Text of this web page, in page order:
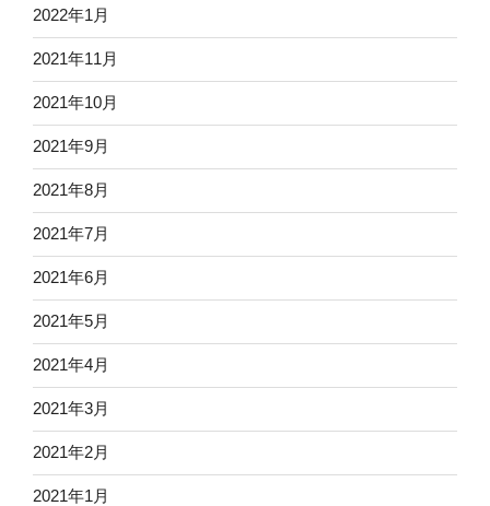
2022年1月
2021年11月
2021年10月
2021年9月
2021年8月
2021年7月
2021年6月
2021年5月
2021年4月
2021年3月
2021年2月
2021年1月